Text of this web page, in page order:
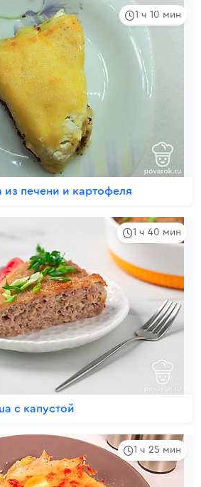
1 ч 10 мин
из печени и картофеля
1 ч 40 мин
с капустой
1 ч 25 мин